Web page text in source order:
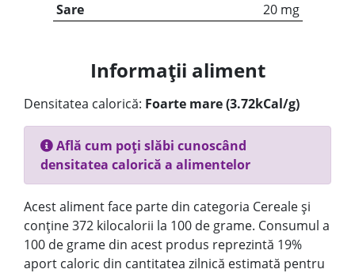
Sare
20 mg
Informații aliment
Densitatea calorică: Foarte mare (3.72kCal/g)
Află cum poți slăbi cunoscând
densitatea calorică a alimentelor
Acest aliment face parte din categoria Cereale și
conține 372 kilocalorii la 100 de grame. Consumul a
100 de grame din acest produs reprezintă 19%
aport caloric din cantitatea zilnică estimată pentru